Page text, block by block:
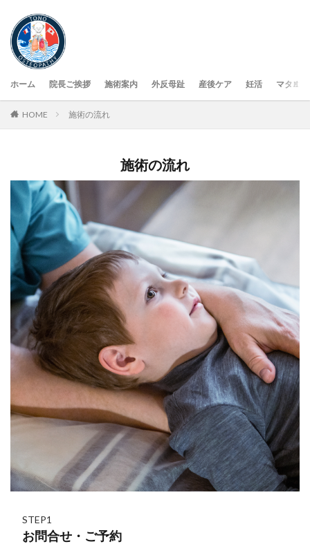
ホーム 院長ご挨拶 施術案内 外反母趾 産後ケア 妊活 マタニ
HOME 施術の流れ
施術の流れ
STEP1
お問合せ・ご予約